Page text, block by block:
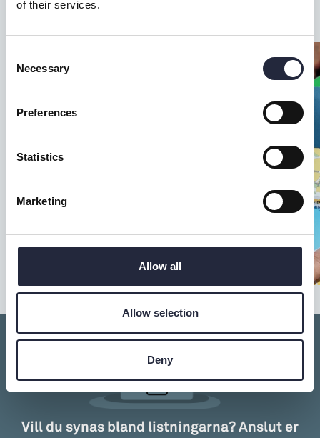
of their services.
Selection
Necessary
Preferences
Statistics
Marketing
Allow all
Allow selection
Deny
Vill du synas bland listningarna? Anslut er